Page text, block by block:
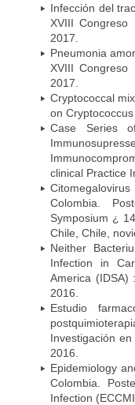
Infección del
XVIII
2017.
Pneumonia
XVIII
2017.
Cryptococcal
on
Case Series
clinical Practice
Colombia.
Symposium ¿
Chile, Chile,
Neither
Infection in
America (IDSA)
2016.
Estudio
Investigación
2016.
Epidemiology
Colombia.
Infection